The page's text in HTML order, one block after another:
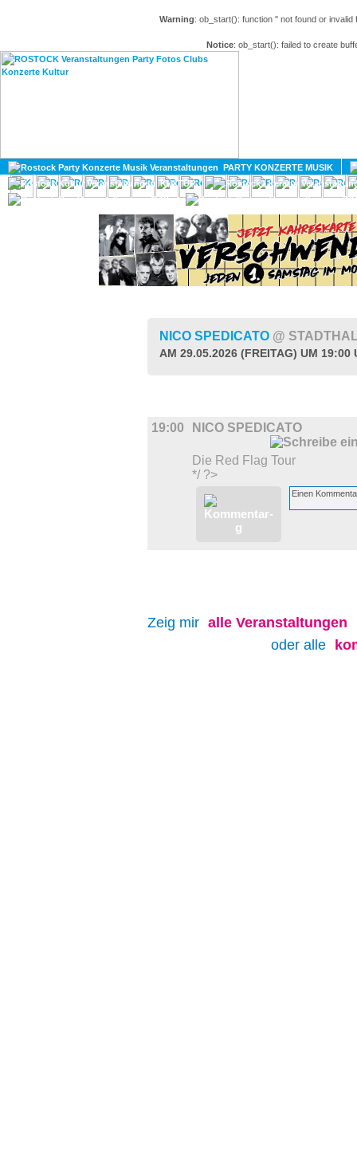
Warning: ob_start(): function '' not found or
Notice: ob_start(): failed to create
PARTY KONZERTE MUSIK
KULTUR
GAY
NICO SPEDICATO @
AM 29.05.2026 (FREITAG) UM 19:00
19:00 NICO SPEDICATO
Die Red Flag Tour
*/ ?>
Zeig mir alle Veranstaltungen
oder alle